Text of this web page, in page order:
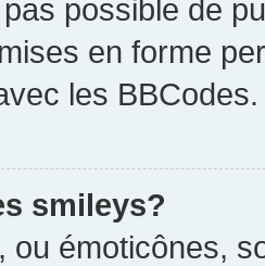
pas possible de
en forme
les BBCodes.
smileys?
ou émoticônes,